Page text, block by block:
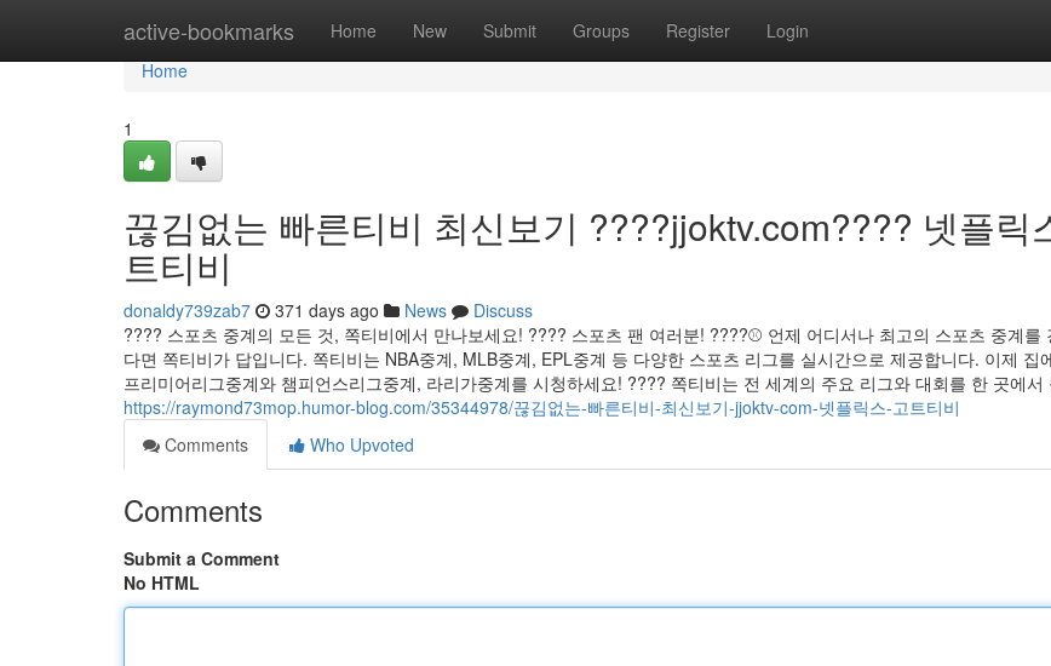
active-bookmarks Home New Submit Groups Register Login
Home
Home
1
끊김없는 빠른티비 최신보기 ????jjoktv.com???? 넷플릭
트티비
donaldy739zab7 371 days ago News
Discuss
???? 스포츠 중계의 모든 것, 쪽티비에서 만나보세요! ???? 스포츠 팬 여러분! ????⚾ 언제 어디서나 최고의 스포츠 중계를
다면 쪽티비가 답입니다. 쪽티비는 NBA중계, MLB중계, EPL중계 등 다양한 스포츠 리그를 실시간으로 제공합니다. 이제 집
프리미어리그중계와 챔피언스리그중계, 라리가중계를 시청하세요! ???? 쪽티비는 전 세계의 주요 리그와 대회를 한 곳에서
https://raymond73mop.humor-blog.com/35344978/끊김없는-빠른티비-최신보기-jjoktv-com-넷플릭스-고트티비
Comments
Who Upvoted
Comments
Submit a Comment
No HTML